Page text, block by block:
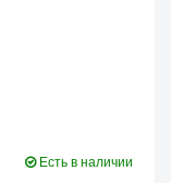
Есть в наличии